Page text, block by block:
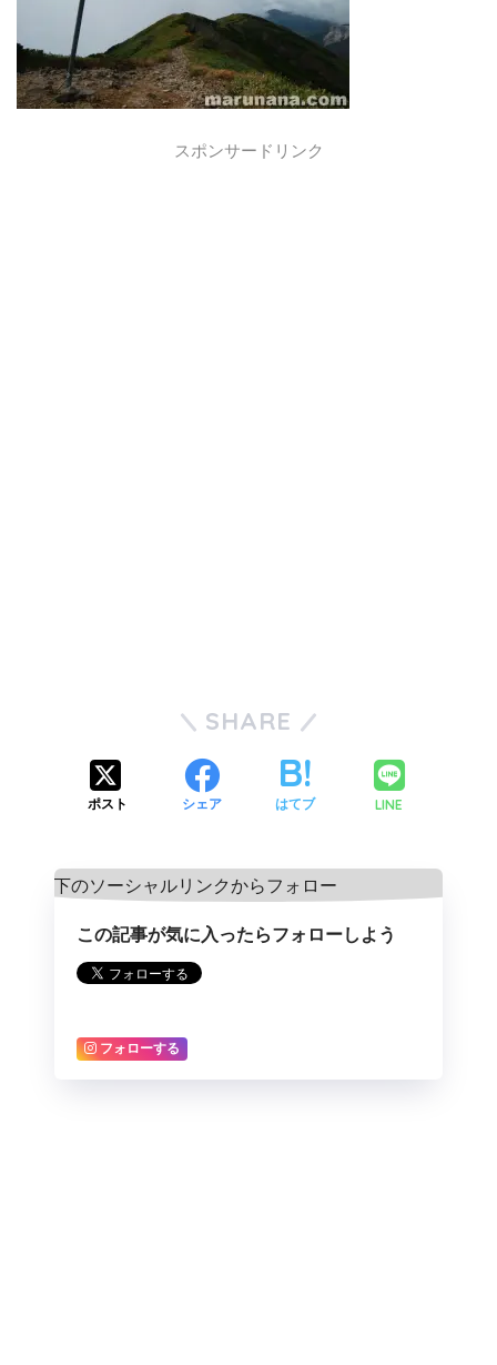
スポンサードリンク
SHARE
ポスト シェア はてブ LINE
この記事が気に入ったらフォローしよう
フォローする